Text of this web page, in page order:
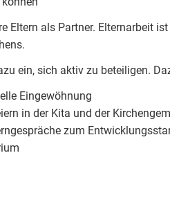
Eltern als Partner. Elternarbeit
ein, sich aktiv zu beteiligen.
Eingewöhnung
in der Kita und der
zum